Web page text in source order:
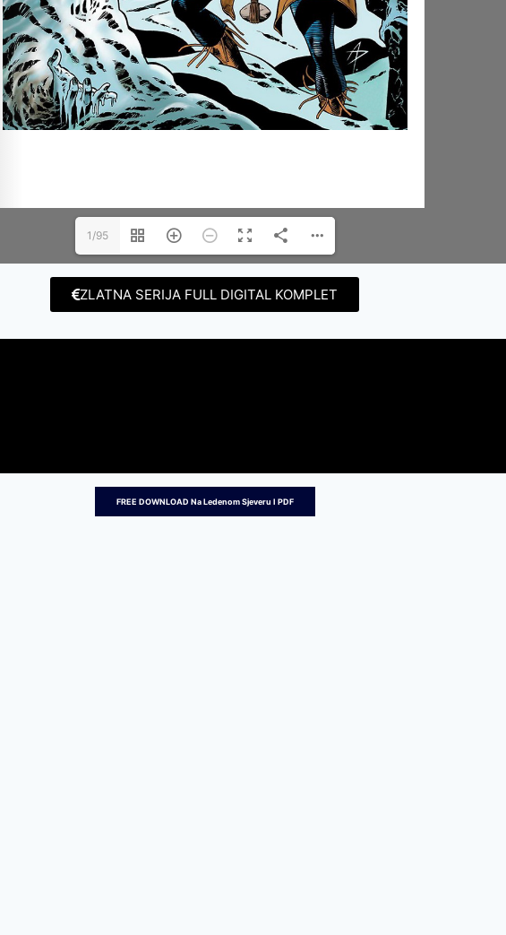
1/95
ZLATNA SERIJA FULL DIGITAL KOMPLET
FREE DOWNLOAD Na Ledenom Sjeveru I PDF